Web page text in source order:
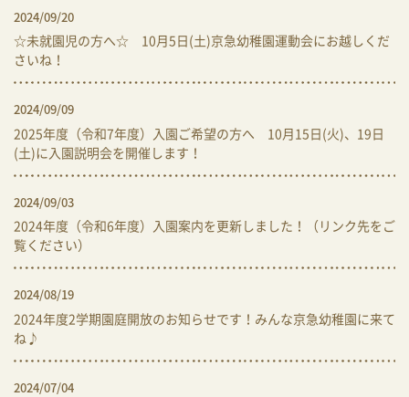
2024/09/20
☆未就園児の方へ☆ 10月5日(土)京急幼稚園運動会にお越しくだ
さいね！
2024/09/09
2025年度（令和7年度）入園ご希望の方へ 10月15日(火)、19日
(土)に入園説明会を開催します！
2024/09/03
2024年度（令和6年度）入園案内を更新しました！（リンク先をご
覧ください）
2024/08/19
2024年度2学期園庭開放のお知らせです！みんな京急幼稚園に来て
ね♪
2024/07/04